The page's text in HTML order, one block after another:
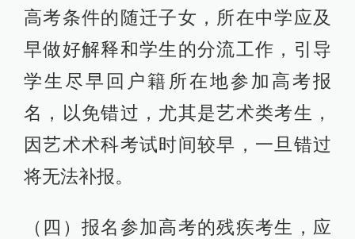
高考条件的随迁子女，所在中学应及
早做好解释和学生的分流工作，引导
学生尽早回户籍所在地参加高考报
名，以免错过，尤其是艺术类考生，
因艺术术科考试时间较早，一旦错过
将无法补报。
（四）报名参加高考的残疾考生，应